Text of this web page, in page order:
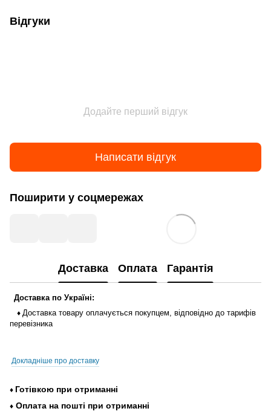
Відгуки
Додайте перший відгук
Написати відгук
Поширити у соцмережах
Доставка Оплата Гарантія
Доставка по Україні:
♦ Доставка товару оплачується покупцем, відповідно до тарифів
перевізника
Докладніше про доставку
♦ Готівкою при отриманні
♦ Оплата на пошті при отриманні